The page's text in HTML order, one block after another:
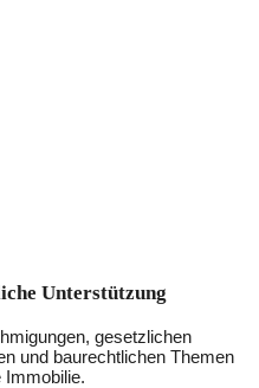
Unterstützung
gesetzlichen
und baurechtlichen Themen
Immobilie.